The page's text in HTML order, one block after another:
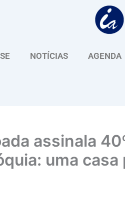
NOTÍCIAS AGENDA
assinala
uma casa